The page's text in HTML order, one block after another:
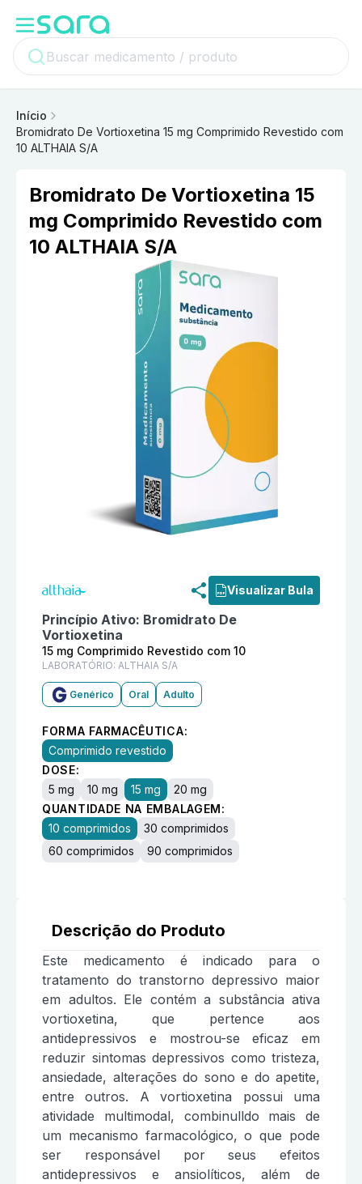
Início
Bromidrato De Vortioxetina 15 mg Comprimido Revestido com
10 ALTHAIA S/A
Bromidrato De Vortioxetina 15
mg Comprimido Revestido com
10 ALTHAIA S/A
Visualizar Bula
Princípio Ativo: Bromidrato De
Vortioxetina
15 mg Comprimido Revestido com 10
LABORATÓRIO: ALTHAIA S/A
Genérico Oral Adulto
FORMA FARMACÊUTICA:
Comprimido revestido
DOSE:
5 mg
10 mg 15 mg
20 mg
QUANTIDADE NA EMBALAGEM:
10 comprimidos
30 comprimidos
60 comprimidos
90 comprimidos
Descrição do Produto
Este medicamento é indicado para o
tratamento do transtorno depressivo maior
em adultos. Ele contém a substância ativa
vortioxetina, que pertence aos
antidepressivos e mostrou-se eficaz em
reduzir sintomas depressivos como tristeza,
ansiedade, alterações do sono e do apetite,
entre outros. A vortioxetina possui uma
atividade multimodal, combinulldo mais de
um mecanismo farmacológico, o que pode
ser responsável por seus efeitos
antidepressivos e ansiolíticos, além de